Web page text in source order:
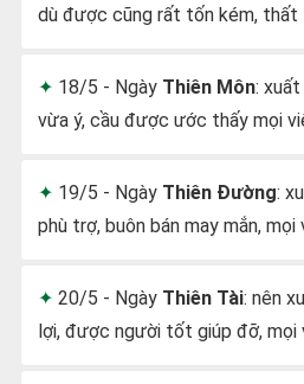
dù được cũng rất tốn kém, thất
18/5 - Ngày Thiên Môn:
vừa ý, cầu được ước thấy mọi
19/5 - Ngày Thiên Đường:
phù trợ, buôn bán may mắn,
20/5 - Ngày Thiên Tài: nên
lợi, được người tốt giúp đỡ, mọi